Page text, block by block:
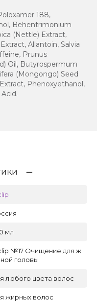
188,
Behentrimonium
(Nettle) Extract,
Allantoin, Salvia
Prunus
Oil, Butyrospermum
(Mongongo) Seed
Phenoxyethanol,
мл
№17 Очищение для ж
головы
любого цвета волос
жирных волос